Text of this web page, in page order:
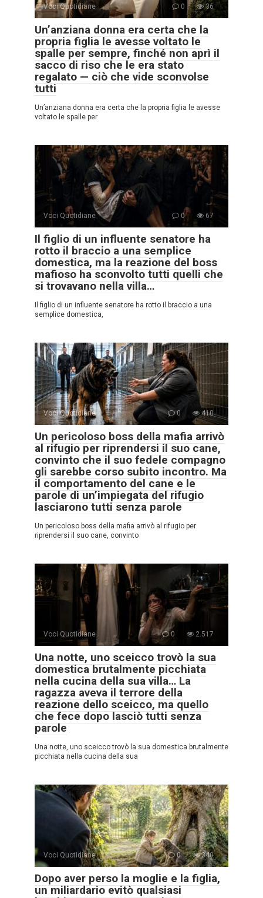
Voci Quotidiane 0 36
Un’anziana donna era certa che la
propria figlia le avesse voltato le
spalle per sempre, finché non aprì il
sacco di riso che le era stato
regalato — ciò che vide sconvolse
tutti
Un’anziana donna era certa che la propria figlia le avesse
voltato le spalle per
Voci Quotidiane 0 67
Il figlio di un influente senatore ha
rotto il braccio a una semplice
domestica, ma la reazione del boss
mafioso ha sconvolto tutti quelli che
si trovavano nella villa…
Il figlio di un influente senatore ha rotto il braccio a una
semplice domestica,
Voci Quotidiane 0 410
Un pericoloso boss della mafia arrivò
al rifugio per riprendersi il suo cane,
convinto che il suo fedele compagno
gli sarebbe corso subito incontro. Ma
il comportamento del cane e le
parole di un’impiegata del rifugio
lasciarono tutti senza parole
Un pericoloso boss della mafia arrivò al rifugio per
riprendersi il suo cane, convinto
Voci Quotidiane 0 2.517
Una notte, uno sceicco trovò la sua
domestica brutalmente picchiata
nella cucina della sua villa… La
ragazza aveva il terrore della
reazione dello sceicco, ma quello
che fece dopo lasciò tutti senza
parole
Una notte, uno sceicco trovò la sua domestica brutalmente
picchiata nella cucina della sua
Voci Quotidiane 0 340
Dopo aver perso la moglie e la figlia,
un miliardario evitò qualsiasi